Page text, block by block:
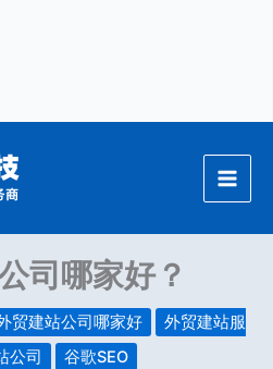
司哪家好？
贸建站公司哪家好
外贸建站服
公司 谷歌SEO